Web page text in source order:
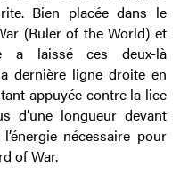
Bien placée dans le
(Ruler of the World) et
a laissé ces deux-là
dernière ligne droite en
appuyée contre la lice
d’une longueur devant
nécessaire pour
of War.